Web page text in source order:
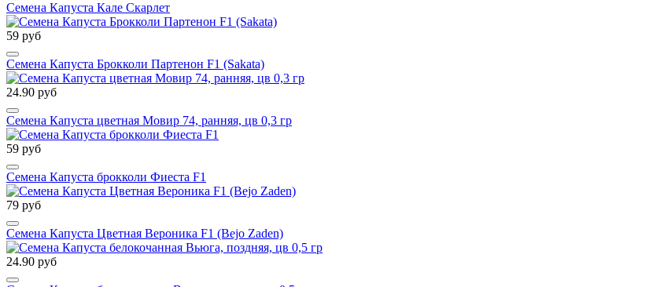
Семена Капуста Кале Скарлет
59 руб
Семена Капуста Брокколи Партенон F1 (Sakata)
24.90 руб
Семена Капуста цветная Мовир 74, ранняя, цв 0,3 гр
59 руб
Семена Капуста брокколи Фиеста F1
79 руб
Семена Капуста Цветная Вероника F1 (Bejo Zaden)
24.90 руб